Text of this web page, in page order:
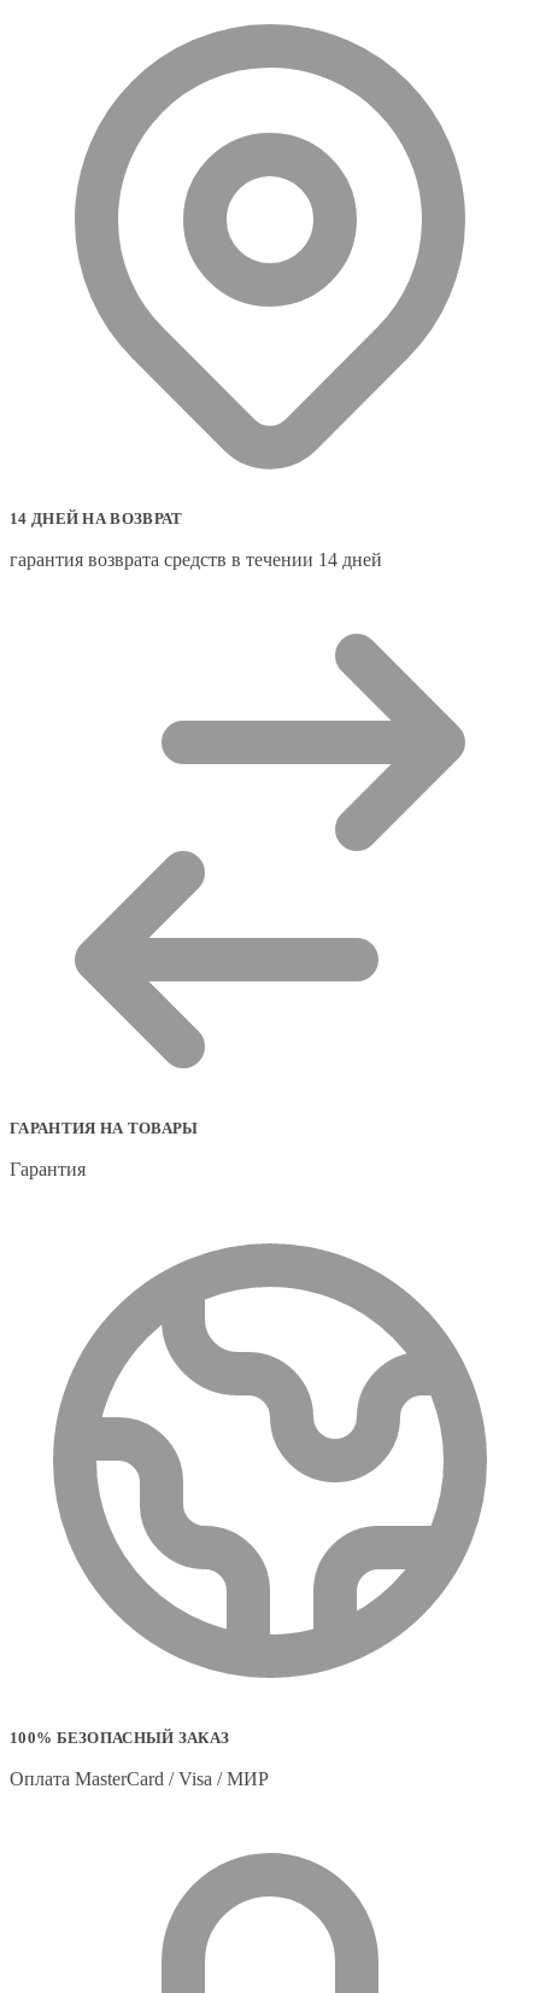
14 ДНЕЙ НА ВОЗВРАТ
гарантия возврата средств в течении 14 дней
ГАРАНТИЯ НА ТОВАРЫ
Гарантия
100% БЕЗОПАСНЫЙ ЗАКАЗ
Оплата MasterCard / Visa / МИР